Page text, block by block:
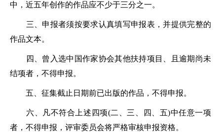
中，近五年创作的作品应不少于三分之一。
三、申报者须按要求认真填写申报表，并提供完整的
作品文本。
四、曾入选中国作家协会其他扶持项目、且逾期尚未
结项者，不得申报。
五、征集截止日期前已出版的作品，不得申报。
六、凡不符合上述四项(二、三、四、五)中任意一项
者，不得申报，评审委员会将严格审核申报资格。